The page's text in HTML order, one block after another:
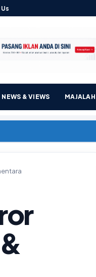
NEWS & VIEWS